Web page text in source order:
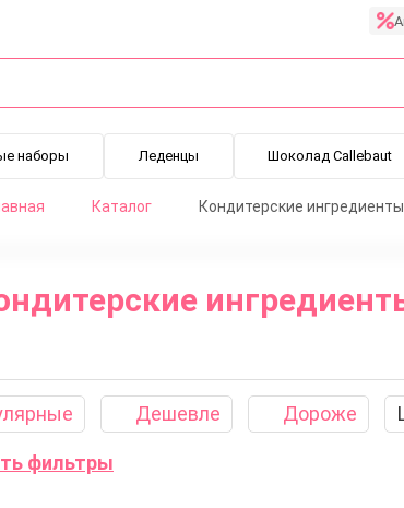
наборы Леденцы Шоколад Callebaut
Каталог Кондитерские ингредиенты
Дешевле Дороже
Очистить фильтры